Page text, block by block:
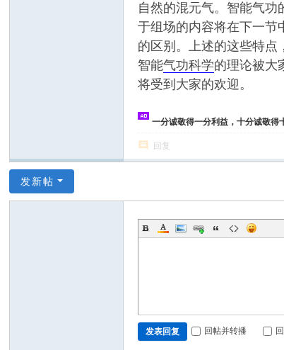
自然的混元气。智能气功
于组场的内容将在下一节
的区别。上述的这些特点
智能气功科学的理论被大
将受到大家的欢迎。
一分诚敬得一分利益，十分诚敬得
回复
发新帖
发表回复 回帖并转播